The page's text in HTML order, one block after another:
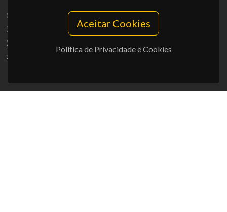
Aceitar Cookies
Política de Privacidade e Cookies
Campus Universitário de Santiago
3810-193 Aveiro - Portugal
(+351) 234 370 200
ciceco@ua.pt